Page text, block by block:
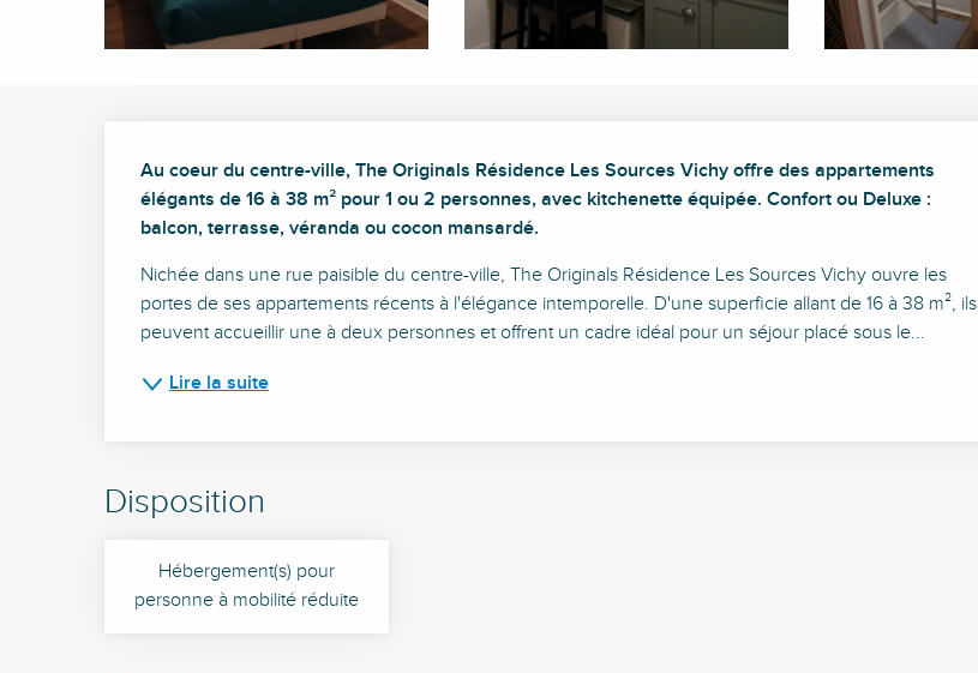
Description
Au coeur du centre-ville, The Originals Résidence Les Sources Vichy offre des appartements
élégants de 16 à 38 m² pour 1 ou 2 personnes, avec kitchenette équipée. Confort ou Deluxe :
balcon, terrasse, véranda ou cocon mansardé.
Nichée dans une rue paisible du centre-ville, The Originals Résidence Les Sources Vichy ouvre les
portes de ses appartements récents à l'élégance intemporelle. D'une superficie allant de 16 à 38 m², ils
peuvent accueillir une à deux personnes et offrent un cadre idéal pour un séjour placé sous le...
Lire la suite
Disposition
Hébergement(s) pour
personne à mobilité réduite